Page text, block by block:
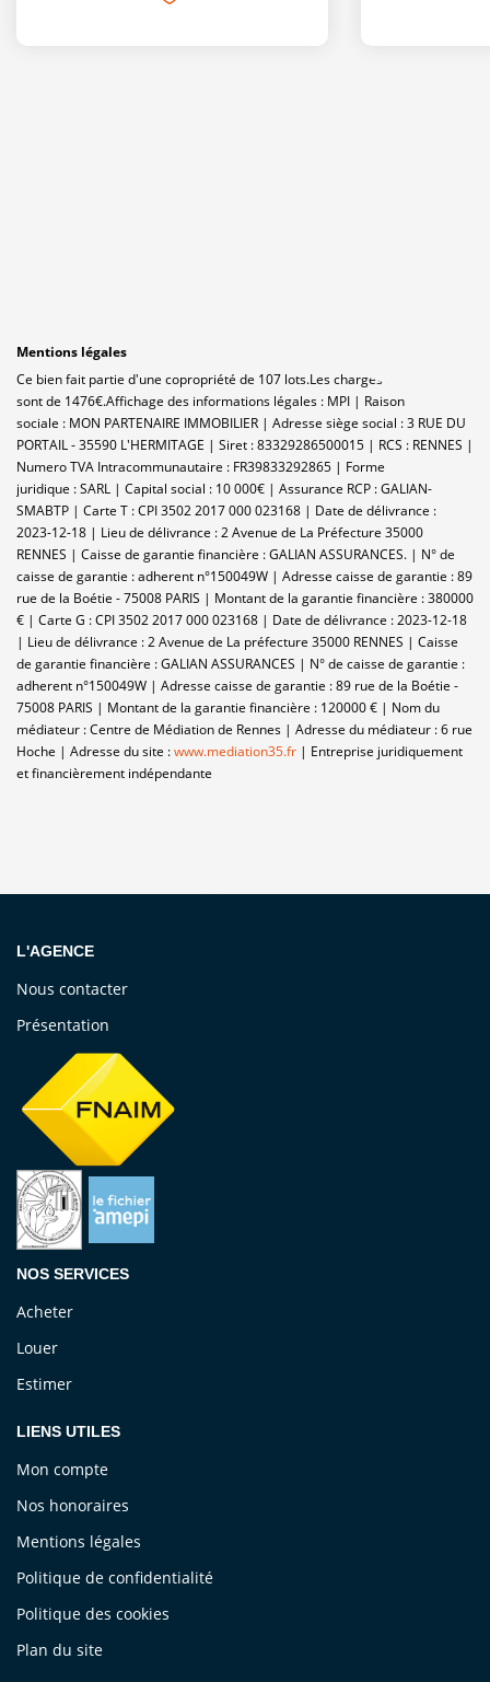
Mentions légales
Ce bien fait partie d'une copropriété de 107 lots.Les charges annuelles
sont de 1476€.Affichage des informations légales : MPI | Raison
sociale : MON PARTENAIRE IMMOBILIER | Adresse siège social : 3 RUE DU
PORTAIL - 35590 L'HERMITAGE | Siret : 83329286500015 | RCS : RENNES |
Numero TVA Intracommunautaire : FR39833292865 | Forme
juridique : SARL | Capital social : 10 000€ | Assurance RCP : GALIAN-
SMABTP | Carte T : CPI 3502 2017 000 023168 | Date de délivrance :
2023-12-18 | Lieu de délivrance : 2 Avenue de La Préfecture 35000
RENNES | Caisse de garantie financière : GALIAN ASSURANCES. | N° de
caisse de garantie : adherent n°150049W | Adresse caisse de garantie : 89
rue de la Boétie - 75008 PARIS | Montant de la garantie financière : 380000
€ | Carte G : CPI 3502 2017 000 023168 | Date de délivrance : 2023-12-18
| Lieu de délivrance : 2 Avenue de La préfecture 35000 RENNES | Caisse
de garantie financière : GALIAN ASSURANCES | N° de caisse de garantie :
adherent n°150049W | Adresse caisse de garantie : 89 rue de la Boétie -
75008 PARIS | Montant de la garantie financière : 120000 € | Nom du
médiateur : Centre de Médiation de Rennes | Adresse du médiateur : 6 rue
Hoche | Adresse du site :www.mediation35.fr | Entreprise juridiquement
et financièrement indépendante
L'AGENCE
Nous contacter
Présentation
NOS SERVICES
Acheter
Louer
Estimer
LIENS UTILES
Mon compte
Nos honoraires
Mentions légales
Politique de confidentialité
Politique des cookies
Plan du site